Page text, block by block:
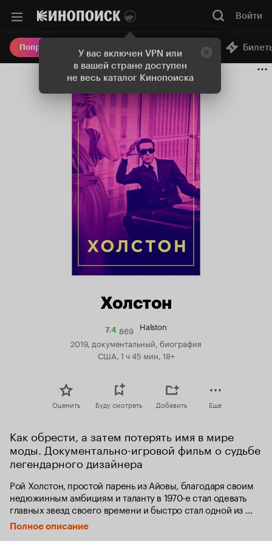
У вас включен VPN или
в вашей стране доступен
не весь каталог Кинопоиска
Войти
Попробовать Плюс Онлайн-кинотеатр
Холстон
7.4Рейтинг
Кинопоиска
869 Halston
2019, документальный, биография
США, 1 ч 45 мин, 18+
Оценить Буду смотреть Добавить Еще
Как обрести, а затем потерять имя в мире
моды. Документально-игровой фильм о судьбе
легендарного дизайнера
Рой Холстон, простой парень из Айовы, благодаря своим
недюжинным амбициям и таланту в 1970-е стал одевать
главных звезд своего времени и быстро стал одной из
них. Он был первым, кто выпустил на подиум селебрити
вместо моделей, превратил показы в настоящие шоу и
Полное описание